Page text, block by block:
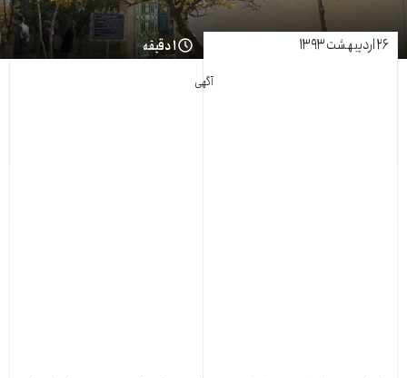
۲۶ اردیبهشت ۱۳۹۳ ۱ دقیقه
آگهی